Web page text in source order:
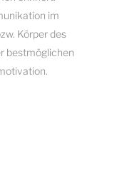
im
Körper des
bestmöglichen